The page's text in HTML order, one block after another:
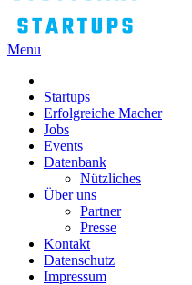
STUTTGART
Württemberg
Menu
Startups
Erfolgreiche Macher
Jobs
Events
Datenbank
Nützliches
Über uns
Partner
Presse
Kontakt
Datenschutz
Impressum